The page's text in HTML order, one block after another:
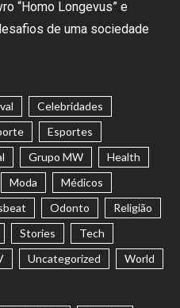
“Homo Longevus” e
de uma sociedade
Celebridades
Esportes
Grupo MW
Health
Moda
Médicos
Odonto
Religião
Stories
Tech
Uncategorized World